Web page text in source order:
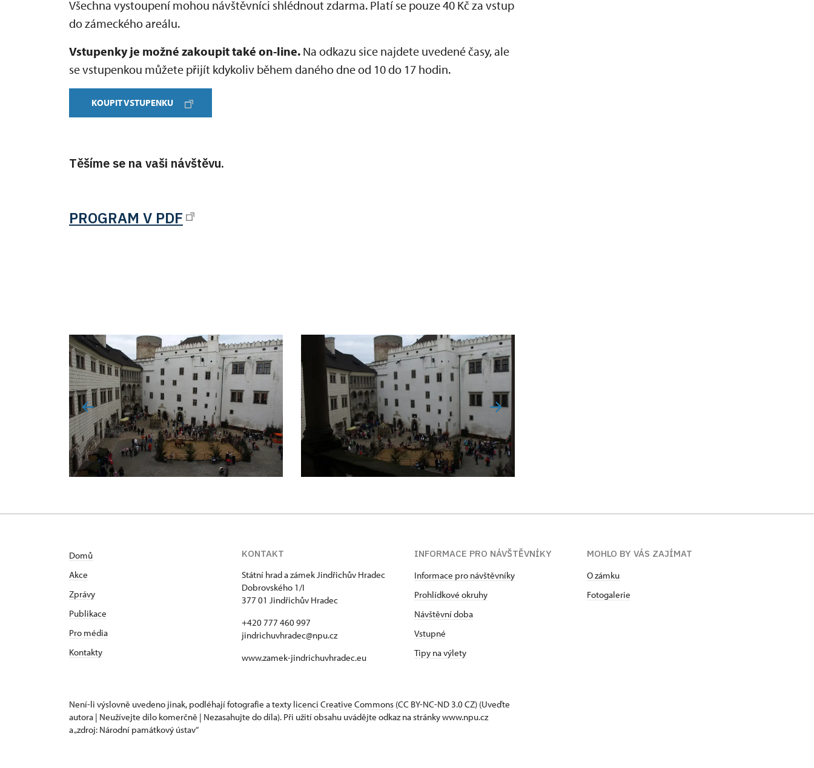
Všechna vystoupení mohou návštěvníci shlédnout zdarma. Platí se pouze 40 Kč za vstup
do zámeckého areálu.
Vstupenky je možné zakoupit také on-line. Na odkazu sice najdete uvedené časy, ale
se vstupenkou můžete přijít kdykoliv během daného dne od 10 do 17 hodin.
KOUPIT VSTUPENKU
Těšíme se na vaši návštěvu.
PROGRAM V PDF
Domů
Akce
Zprávy
Publikace
Pro média
Kontakty
KONTAKT
Státní hrad a zámek Jindřichův Hradec
Dobrovského 1/I
377 01 Jindřichův Hradec
+420 777 460 997
jindrichuvhradec@npu.cz
www.zamek-jindrichuvhradec.eu
INFORMACE PRO NÁVŠTĚVNÍKY
Informace pro návštěvníky
Prohlídkové okruhy
Návštěvní doba
Vstupné
Tipy na výlety
MOHLO BY VÁS ZAJÍMAT
O zámku
Fotogalerie
Není-li výslovně uvedeno jinak, podléhají fotografie a texty licenci Creative Commons (CC BY-NC-ND 3.0 CZ) (Uveďte
autora | Neužívejte dílo komerčně | Nezasahujte do díla). Při užití obsahu uvádějte odkaz na stránky www.npu.cz
a „zdroj: Národní památkový ústav“